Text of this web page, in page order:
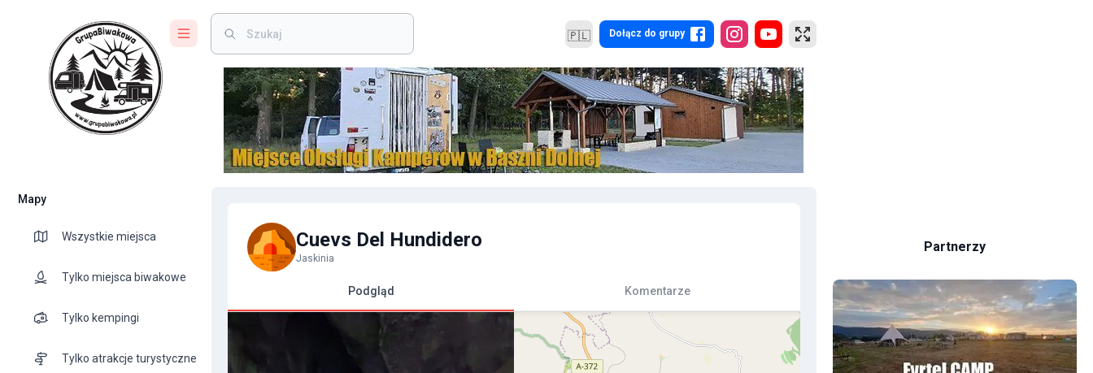
🇵🇱 Dołącz do grupy
Mapy
Wszystkie miejsca
Tylko miejsca biwakowe
Tylko kempingi
Tylko atrakcje turystyczne
Cuevs Del Hundidero
Jaskinia
Podgląd Komentarze
Partnerzy